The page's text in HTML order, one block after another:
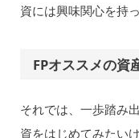
資には興味関心を持
FPオススメの資
それでは、一歩踏み
資をはじめてみたい